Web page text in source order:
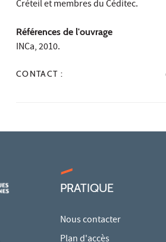
Créteil et membres du Céditec.
Références de l'ouvrage
INCa, 2010.
CONTACT :
PRATIQUE
Nous contacter